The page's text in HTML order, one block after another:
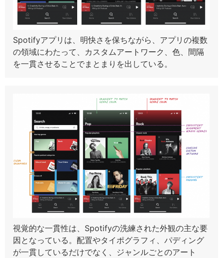
Spotifyアプリは、明快さを保ちながら、アプリの複数
の領域にわたって、カスタムアートワーク、色、間隔
を一貫させることでまとまりを出している。
視覚的な一貫性は、Spotifyの洗練された外観の主な要
因となっている。配置やタイポグラフィ、パディング
が一貫しているだけでなく、ジャンルごとのアート